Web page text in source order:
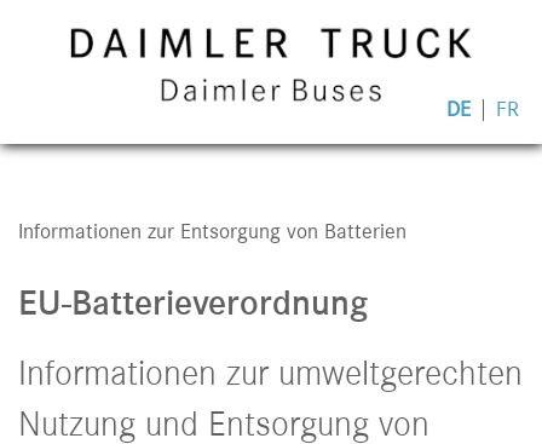
DE FR
Informationen zur Entsorgung von Batterien
EU-Batterieverordnung
Informationen zur umweltgerechten
Nutzung und Entsorgung von